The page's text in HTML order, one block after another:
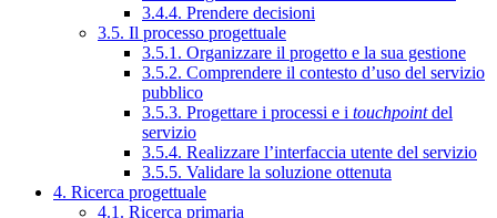
3.4.4. Prendere decisioni
3.5. Il processo progettuale
3.5.1. Organizzare il progetto e la sua gestione
3.5.2. Comprendere il contesto d’uso del servizio
pubblico
3.5.3. Progettare i processi e i touchpointdel
servizio
3.5.4. Realizzare l’interfaccia utente del servizio
3.5.5. Validare la soluzione ottenuta
4. Ricerca progettuale
4.1. Ricerca primaria